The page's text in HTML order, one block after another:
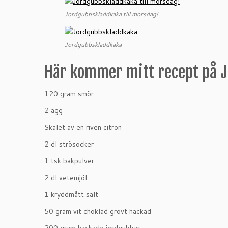
Jordgubbskladdkaka till morsdag!
Jordgubbskladdkaka
Här kommer mitt recept på
120 gram smör
2 ägg
Skalet av en riven citron
2 dl strösocker
1 tsk bakpulver
2 dl vetemjöl
1 kryddmått salt
50 gram vit choklad grovt hackad